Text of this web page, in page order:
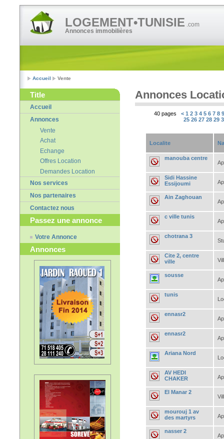
LOGEMENT•TUNISIE .com
Annonces immobilières
Accueil Vente
Title
Accueil
Annonces
Vente
Achat
Echange
Offres Location
Demandes Location
Nos services
Nos partenaires
Contactez nous
Passez une annonce
Votre Annonce
Annonces
Annonces
40 pages < 1 2 3 4 5 6 7 8
25 26 27 28 29
Localite
manouba centre
Sidi Hassine
Essijoumi
Ain Zaghouan
c ville tunis
chotrana 3
Cite 2, centre
ville
sousse
tunis
ennasr2
ennasr2
Ariana Nord
AV HEDI
CHAKER
El Manar 2
mourouj 1 av
des martyrs
nasser 2